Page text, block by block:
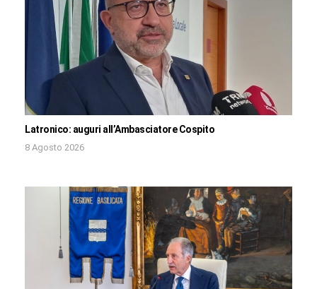
Latronico: auguri all’Ambasciatore Cospito
8 Agosto 2026